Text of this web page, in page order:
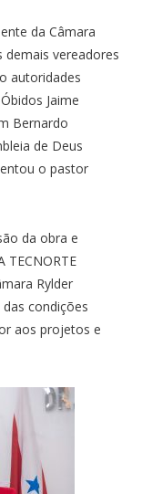
da Câmara
demais vereadores
autoridades
Jaime
Bernardo
de Deus
o pastor
da obra e
TECNORTE
Rylder
condições
aos projetos e